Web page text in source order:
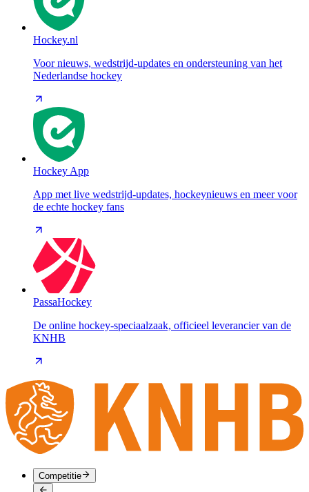
Hockey.nl
Voor nieuws, wedstrijd-updates en ondersteuning van het
Nederlandse hockey
Hockey App
App met live wedstrijd-updates, hockeynieuws en meer voor
de echte hockey fans
PassaHockey
De online hockey-speciaalzaak, officieel leverancier van de
KNHB
Competitie